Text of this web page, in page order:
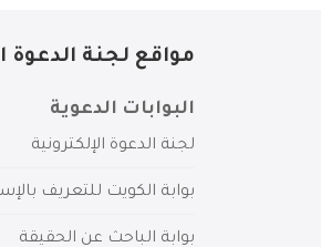
مواقع لجنة الدعوة
البوابات الدعوية
لجنة الدعوة الإلكترونية
بوابة الكويت للتعريف
بوابة الباحث عن الحقيقة